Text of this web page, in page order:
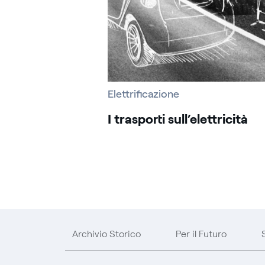
Elettrificazione
I trasporti sull’elettricità
Archivio Storico Per il Futuro